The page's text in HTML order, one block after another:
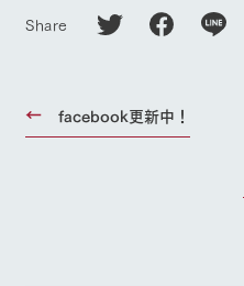
Share
facebook更新中！